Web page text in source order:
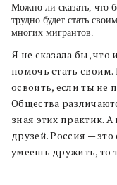
Можно ли сказать, что
трудно будет стать
многих мигрантов.
Я не сказала бы, что
помочь стать
освоить, если ты не
Общества
зная этих практик.
друзей. Россия —
умеешь дружить, то